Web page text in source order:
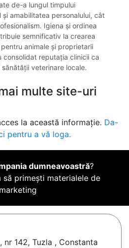
de-a lungul timpului
amabilitatea personalului, cât
Igiena și ordinea
semnificativ la crearea
animale și proprietarii
consolidat reputația clinicii ca
veterinare locale.
multe site-uri
la această informație. Da-
pentru a vă loga.
dumneavoastră?
să primești materialele de
marketing
nr 142, Tuzla , Constanta